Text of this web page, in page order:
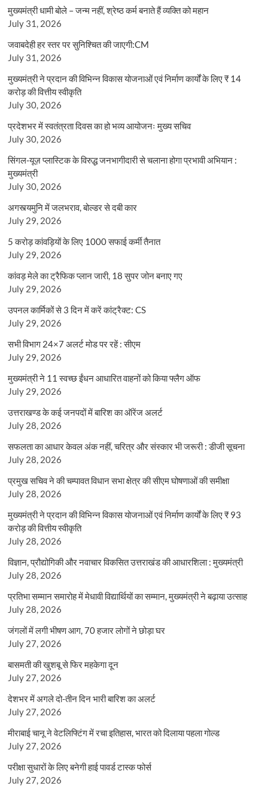
मुख्यमंत्री धामी बोले – जन्म नहीं, श्रेष्ठ कर्म बनाते हैं व्यक्ति को महान
July 31, 2026
जवाबदेही हर स्तर पर सुनिश्चित की जाएगी:CM
July 31, 2026
मुख्यमंत्री ने प्रदान की विभिन्न विकास योजनाओं एवं निर्माण कार्यों के लिए ₹ 14
करोड़ की वित्तीय स्वीकृति
July 30, 2026
प्रदेशभर में स्वतंत्रता दिवस का हो भव्य आयोजनः मुख्य सचिव
July 30, 2026
सिंगल-यूज़ प्लास्टिक के विरुद्ध जनभागीदारी से चलाना होगा प्रभावी अभियान :
मुख्यमंत्री
July 30, 2026
अगस्त्यमुनि में जलभराव, बोल्डर से दबी कार
July 29, 2026
5 करोड़ कांवड़ियों के लिए 1000 सफाई कर्मी तैनात
July 29, 2026
कांवड़ मेले का ट्रैफिक प्लान जारी, 18 सुपर जोन बनाए गए
July 29, 2026
उपनल कार्मिकों से 3 दिन में करें कांट्रैक्ट: CS
July 29, 2026
सभी विभाग 24×7 अलर्ट मोड पर रहें : सीएम
July 29, 2026
मुख्यमंत्री ने 11 स्वच्छ ईंधन आधारित वाहनों को किया फ्लैग ऑफ
July 29, 2026
उत्तराखण्ड के कई जनपदों में बारिश का ऑरेंज अलर्ट
July 28, 2026
सफलता का आधार केवल अंक नहीं, चरित्र और संस्कार भी जरूरी : डीजी सूचना
July 28, 2026
प्रमुख सचिव ने की चम्पावत विधान सभा क्षेत्र की सीएम घोषणाओं की समीक्षा
July 28, 2026
मुख्यमंत्री ने प्रदान की विभिन्न विकास योजनाओं एवं निर्माण कार्यों के लिए ₹ 93
करोड़ की वित्तीय स्वीकृति
July 28, 2026
विज्ञान, प्रौद्योगिकी और नवाचार विकसित उत्तराखंड की आधारशिला : मुख्यमंत्री
July 28, 2026
प्रतिभा सम्मान समारोह में मेधावी विद्यार्थियों का सम्मान, मुख्यमंत्री ने बढ़ाया उत्साह
July 28, 2026
जंगलों में लगी भीषण आग, 70 हजार लोगों ने छोड़ा घर
July 27, 2026
बासमती की खुशबू से फिर महकेगा दून
July 27, 2026
देशभर में अगले दो-तीन दिन भारी बारिश का अलर्ट
July 27, 2026
मीराबाई चानू ने वेटलिफ्टिंग में रचा इतिहास, भारत को दिलाया पहला गोल्ड
July 27, 2026
परीक्षा सुधारों के लिए बनेगी हाई पावर्ड टास्क फोर्स
July 27, 2026